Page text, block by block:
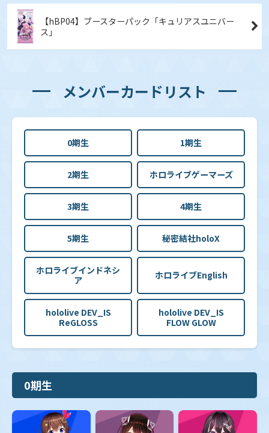
【hBP04】ブースターパック「キュリアスユニバー
ス」
メンバーカードリスト
0期生 1期生
2期生 ホロライブゲーマーズ
3期生 4期生
5期生 秘密結社holoX
ホロライブインドネシ
ア
ホロライブEnglish
hololive DEV_IS
ReGLOSS
hololive DEV_IS
FLOW GLOW
0期生